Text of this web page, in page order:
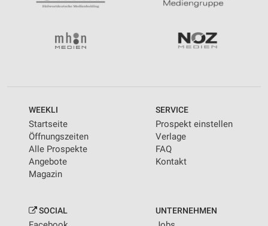
WEEKLI
Startseite
Öffnungszeiten
Alle Prospekte
Angebote
Magazin
SERVICE
Prospekt einstellen
Verlage
FAQ
Kontakt
SOCIAL UNTERNEHMEN